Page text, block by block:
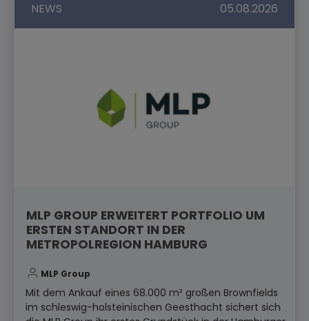
NEWS 05.08.2026
MLP GROUP ERWEITERT PORTFOLIO UM
ERSTEN STANDORT IN DER
METROPOLREGION HAMBURG
MLP Group
Mit dem Ankauf eines 68.000 m² großen Brownfields
im schleswig-holsteinischen Geesthacht sichert sich